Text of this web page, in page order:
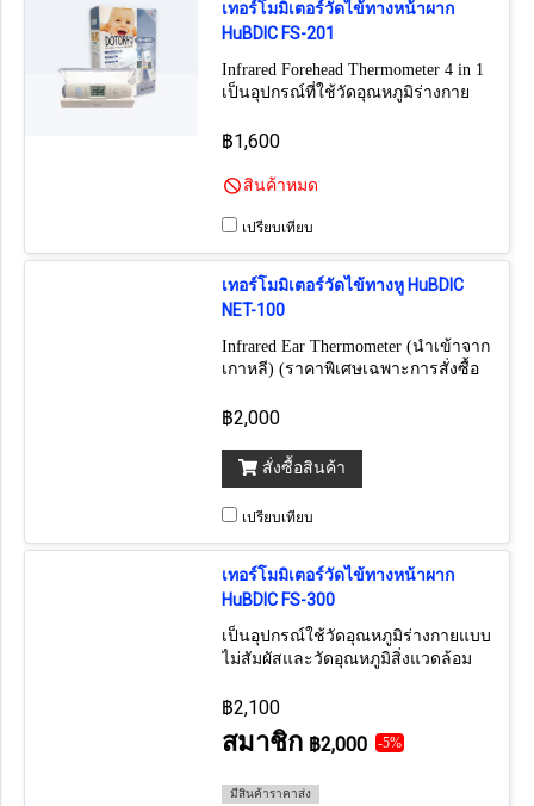
เทอร์โมมิเตอร์วัดไข้ทางหน้าผาก
HuBDIC FS-201
Infrared Forehead Thermometer 4 in 1
เป็นอุปกรณ์ที่ใช้วัดอุณหภูมิร่างกาย
(นำเข้าจากเกาหลี) (ราคาพิเศษ
เท่านั้น)
฿1,600
สินค้าหมด
เปรียบเทียบ
เทอร์โมมิเตอร์วัดไข้ทางหู HuBDIC
NET-100
Infrared Ear Thermometer (นำเข้าจาก
เกาหลี) (ราคาพิเศษเฉพาะการสั่งซื้อ
฿2,000
สั่งซื้อสินค้า
เปรียบเทียบ
เทอร์โมมิเตอร์วัดไข้ทางหน้าผาก
HuBDIC FS-300
เป็นอุปกรณ์ใช้วัดอุณหภูมิร่างกายแบบ
ไม่สัมผัสและวัดอุณหภูมิสิ่งแวดล้อม
฿2,100
สมาชิก ฿2,000 -5%
มีสินค้าราคาส่ง